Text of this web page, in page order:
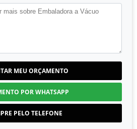
MEU ORÇAMENTO
POR WHATSAPP
PELO TELEFONE